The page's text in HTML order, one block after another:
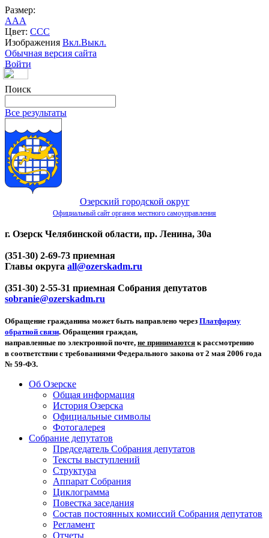
Размер:
AAA
Цвет: CCC
Изображения Вкл.Выкл.
Обычная версия сайта
Войти
Поиск
Все результаты
Озерский городской округ
Официальный сайт органов местного самоуправления
г. Озерск Челябинской области, пр. Ленина, 30а
(351-30) 2-69-73 приемная
Главы округа all@ozerskadm.ru
(351-30) 2-55-31 приемная Собрания депутатов
sobranie@ozerskadm.ru
Обращение гражданина может быть направлено через Платформу
обратной связи. Обращения граждан,
направленные по электронной почте, не принимаются к рассмотрению
в соответствии с требованиями Федерального закона от 2 мая 2006 года
№ 59-ФЗ.
Об Озерске
Общая информация
История Озерска
Официальные символы
Фотогалерея
Собрание депутатов
Председатель Собрания депутатов
Тексты выступлений
Структура
Аппарат Собрания
Циклограмма
Повестка заседания
Состав постоянных комиссий Собрания депутатов
Регламент
Отчеты